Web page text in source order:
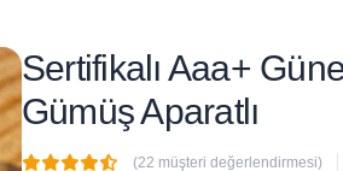
Sertifikalı Aaa+
Gümüş Aparatlı
(22 müşteri değerlendirmesi)